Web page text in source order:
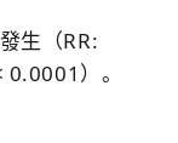
生（RR:
）。